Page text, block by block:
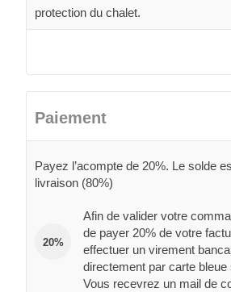
protection du chalet.
Paiement
Payez l’acompte de 20%. Le solde
livraison (80%)
20%
Afin de valider votre
de payer 20% de votre
effectuer un virement
directement par carte bleue
Vous recevrez un mail de